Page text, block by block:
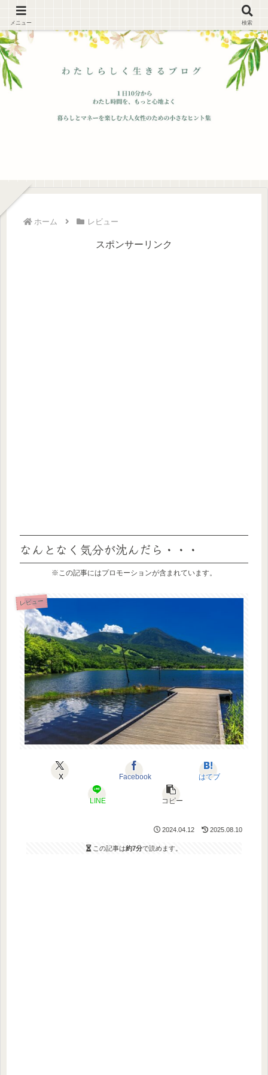
ホーム レビュー
スポンサーリンク
なんとなく気分が沈んだら・・・
※この記事にはプロモーションが含まれています。
レビュー
X Facebook はてブ
LINE コピー
2024.04.12 2025.08.10
この記事は約7分で読めます。
メニュー 検索